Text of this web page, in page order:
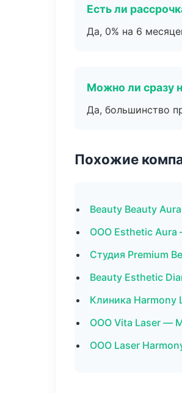
Есть ли
Да, 0% на 6
Можно ли сразу
Да, большинство
Похожие
Beauty Beauty
ООО Esthetic Aura
Студия Premium
Beauty Esthetic
Клиника Harmony
ООО Vita Laser —
ООО Laser